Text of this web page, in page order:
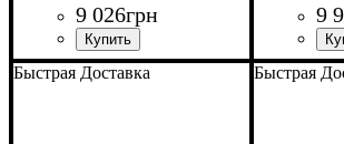
9 026грн 9
Быстрая Доставка Быстрая